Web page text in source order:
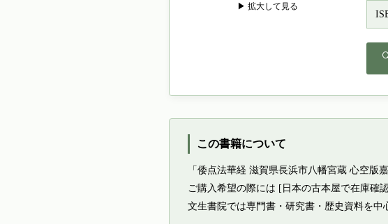
▶ 拡大して見る
この書籍について
「倭点法華経 滋賀県長浜市八幡宮蔵 心空版
ご購入希望の際には [日本の古本屋で在庫確
文生書院では専門書・研究書・歴史資料を中